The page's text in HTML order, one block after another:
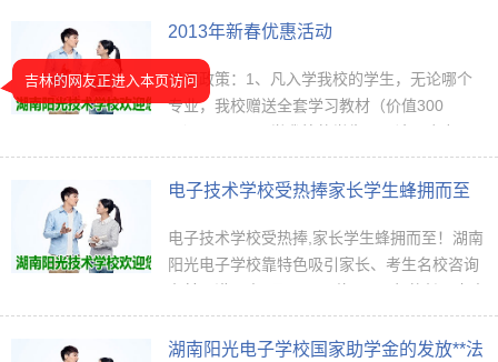
2013年新春优惠活动
优惠政策：1、凡入学我校的学生，无论哪个
专业，我校赠送全套学习教材（价值300
业，我校赠送全套实习器材和全套维修工具
（价值：300元）。3、凡报读我校“2两年制电
电子技术学校受热捧家长学生蜂拥而至
电子技术学校受热捧,家长学生蜂拥而至！湖南
阳光电子学校靠特色吸引家长、考生名校咨询
招咨询大会在长沙国际会展中心举行。中招咨
询大会吸引了116所学校参会，4万多考生和…
湖南阳光电子学校国家助学金的发放**法
吉林的网友正进入本页访问